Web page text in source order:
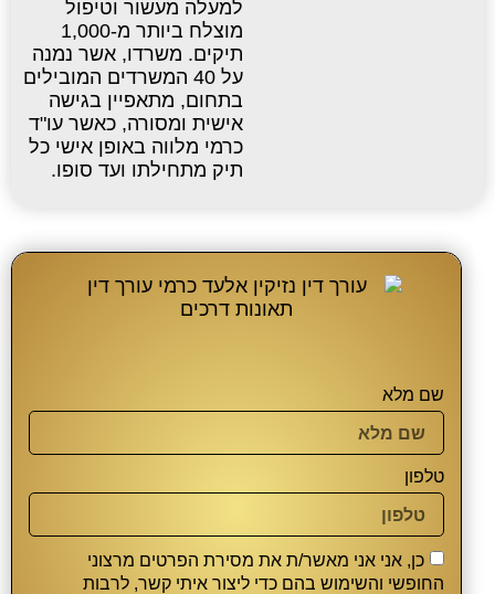
למעלה מעשור וטיפול
מוצלח ביותר מ-1,000
תיקים. משרדו, אשר נמנה
על 40 המשרדים המובילים
בתחום, מתאפיין בגישה
אישית ומסורה, כאשר עו"ד
כרמי מלווה באופן אישי כל
תיק מתחילתו ועד סופו.
שם מלא
טלפון
כן, אני אני מאשר/ת את מסירת הפרטים מרצוני
החופשי והשימוש בהם כדי ליצור איתי קשר, לרבות